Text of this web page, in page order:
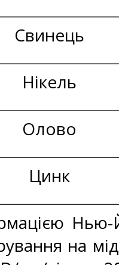
Свинець
Нікель
Олово
Цинк
Нью-
на